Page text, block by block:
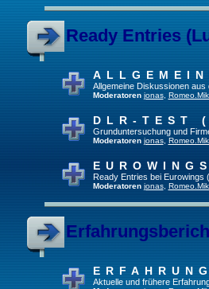
Ready Entries
Allgemeine Diskussionen
Moderatoren jonas,
DLR-TEST
Grunduntersuchung und
Moderatoren jonas,
Ready Entries bei Eurowings
Moderatoren jonas,
Aktuelle und frühere